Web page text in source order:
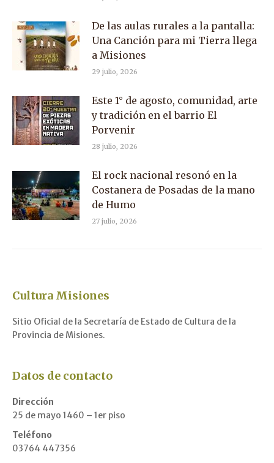
De las aulas rurales a la pantalla:
Una Canción para mi Tierra llega
a Misiones
29 julio, 2026
Este 1° de agosto, comunidad, arte
y tradición en el barrio El
Porvenir
28 julio, 2026
El rock nacional resonó en la
Costanera de Posadas de la mano
de Humo
27 julio, 2026
Cultura Misiones
Sitio Oficial de la Secretaría de Estado de Cultura de la
Provincia de Misiones.
Datos de contacto
Dirección
25 de mayo 1460 – 1er piso
Teléfono
03764 447356